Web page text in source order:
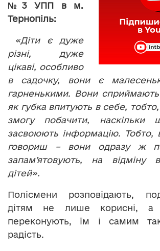
№3 УПП в м.
Тернопіль:
«Діти є дуже
різні, дуже
цікаві, особливо
в садочку, вони є
гарненькими. Вони
як губка впитують в себе,
змогу побачити, наскільки
засвоюють інформацію. Тобто,
говориш – вони одразу ж
запам’ятовують, на відміну
дітей».
Полісмени розповідають,
дітям не лише корисні, а
переконують, їм і самим
радість.